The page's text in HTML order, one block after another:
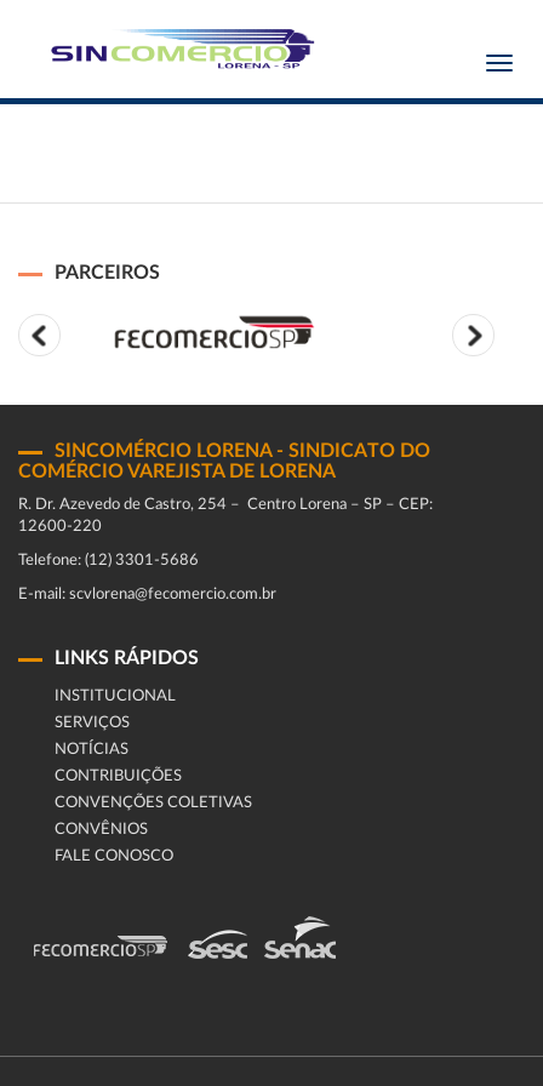
PARCEIROS
SINCOMÉRCIO LORENA - SINDICATO DO
COMÉRCIO VAREJISTA DE LORENA
R. Dr. Azevedo de Castro, 254 – Centro Lorena – SP – CEP:
12600-220
Telefone: (12) 3301-5686
E-mail: scvlorena@fecomercio.com.br
LINKS RÁPIDOS
INSTITUCIONAL
SERVIÇOS
NOTÍCIAS
CONTRIBUIÇÕES
CONVENÇÕES COLETIVAS
CONVÊNIOS
FALE CONOSCO